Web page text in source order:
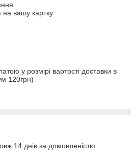
на вашу картку
у розмірі вартості доставки в
120грн)
14 днів за домовленістю